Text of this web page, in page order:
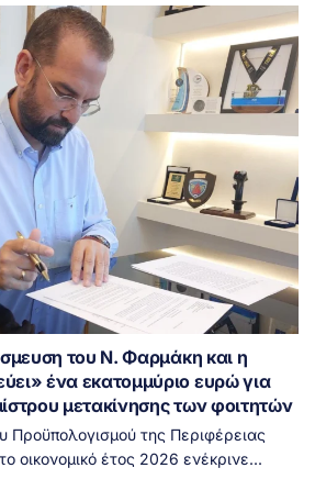
του Ν. Φαρμάκη και η
ένα εκατομμύριο ευρώ για
μετακίνησης των φοιτητών
της Περιφέρειας
οικονομικό έτος 2026 ενέκρινε...